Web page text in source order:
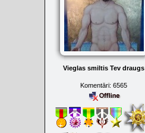
Vieglas smiltis Tev draugs
Komentāri: 6565